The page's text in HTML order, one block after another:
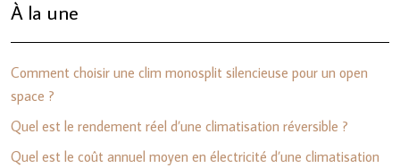
À la une
Comment choisir une clim monosplit silencieuse pour un open
space ?
Quel est le rendement réel d’une climatisation réversible ?
Quel est le coût annuel moyen en électricité d’une climatisation